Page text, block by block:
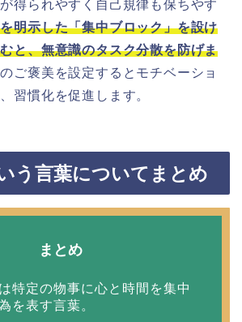
得られやすく自己規律も保ちやす
明示した「集中ブロック」を設け
と、無意識のタスク分散を防げま
ご褒美を設定するとモチベーショ
習慣化を促進します。
う言葉についてまとめ
まとめ
特定の物事に心と時間を集中
を表す言葉。